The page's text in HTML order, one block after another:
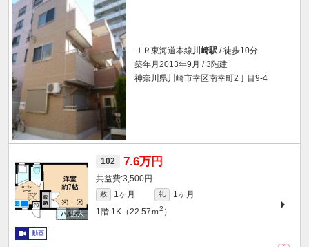
ＪＲ東海道本線川崎駅 / 徒歩10分
築年月2013年9月 / 3階建
神奈川県川崎市幸区南幸町2丁目9-4
102 7.6万円
3,500円
敷 1ヶ月 礼
1ヶ月
1階 1K（22.57ｍ2 ）
動画